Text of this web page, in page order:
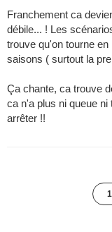
Franchement ca
débile... ! Les
trouve qu'on tourne
saisons ( surtout la
Ça chante, ca trouve
ca n'a plus ni queue
arrêter !!